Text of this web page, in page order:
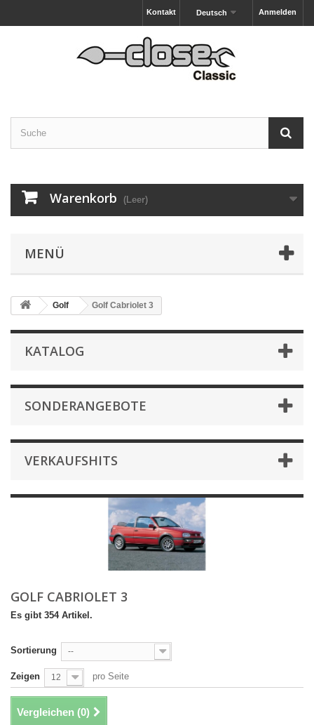
Anmelden
Deutsch
Kontakt
Warenkorb (Leer)
MENÜ
Golf Golf Cabriolet 3
KATALOG
SONDERANGEBOTE
VERKAUFSHITS
GOLF CABRIOLET 3
Es gibt 354 Artikel.
Sortierung --
Zeigen 12 pro Seite
Vergleichen (0)